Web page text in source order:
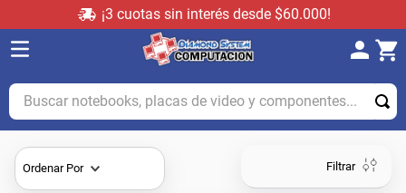
¡3 cuotas sin interés desde $60.000!
Buscar notebooks, placas de video y componentes...
Ordenar Por Filtrar